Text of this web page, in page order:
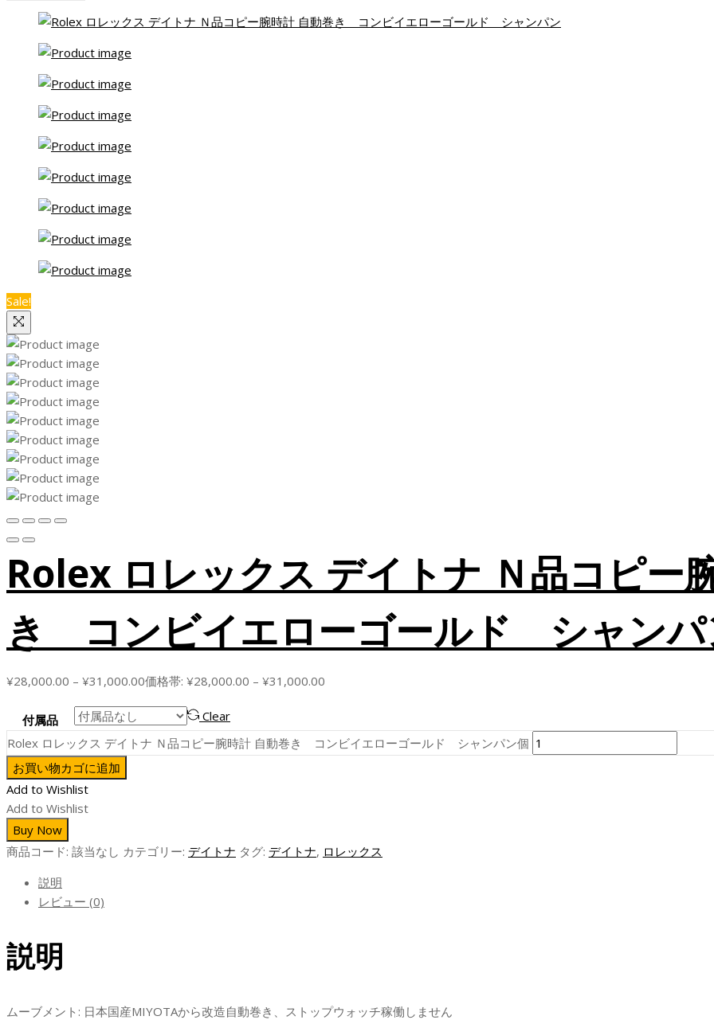
Sale!
Rolex ロレックス デイトナ Ｎ品コピー
き コンビイエローゴールド シャンパ
¥28,000.00 – ¥31,000.00価格帯: ¥28,000.00 – ¥31,000.00
付属品
Clear
Rolex ロレックス デイトナ Ｎ品コピー腕時計 自動巻き コンビイエローゴールド シャンパン個
お買い物カゴに追加
Add to Wishlist
Add to Wishlist
Buy Now
商品コード: 該当なし カテゴリー: デイトナ タグ: デイトナ, ロレックス
説明
レビュー (0)
説明
ムーブメント: 日本国産MIYOTAから改造自動巻き、ストップウォッチ稼働しません